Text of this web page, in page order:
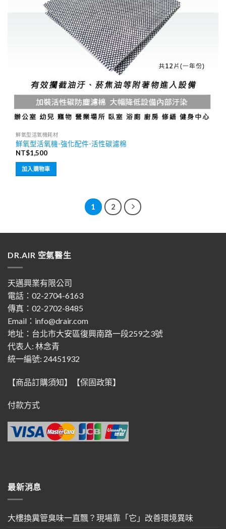
鮮氧型活氧機耗材
鮮氧型活氧機-強化配件-活性碳濾棉
NT$1,500
加入購物車
1 2
DR.AIR 空氣醫生
天邁興業有限公司
電話：02-2704-6163
傳真：02-2702-8485
Email：info@drair.com
地址： 台北市大安區復興南路一段259之3號
代表人: 林念青
統一編號: 24451932
【商品訂購須知】 【保固政策】
付款方式
最新消息
大樓換糞管臭味一直飄？現場靠「它」改善環境異味